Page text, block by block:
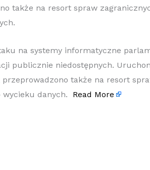
także na resort spraw
na systemy informatyczne
publicznie niedostępnych.
także na resort
wycieku danych. Read More